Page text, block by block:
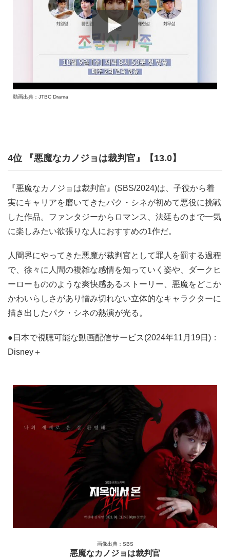
動画出典：JTBC Drama
4位 『悪魔なカノジョは裁判官』【13.0】
『悪魔なカノジョは裁判官』(SBS/2024)は、子役から着
実にキャリアを磨いてきたパク・シネが初めて悪役に挑戦
した作品。ファンタジーからロマンス、法廷ものまで一気
に楽しみたい欲張りな人におすすめの1作だ。
人間界にやってきた悪魔が裁判官として罪人を罰する過程
で、徐々に人間の複雑な感情を知っていく姿や、ダークヒ
ーローもののような爽快感あるストーリー、悪魔をどこか
かわいらしさがあり憎み切れない立体的なキャラクターに
描き出したパク・シネの熱演が光る。
●日本で視聴可能な動画配信サービス(2024年11月19日)：
Disney＋
画像出典：SBS
悪魔なカノジョは裁判官